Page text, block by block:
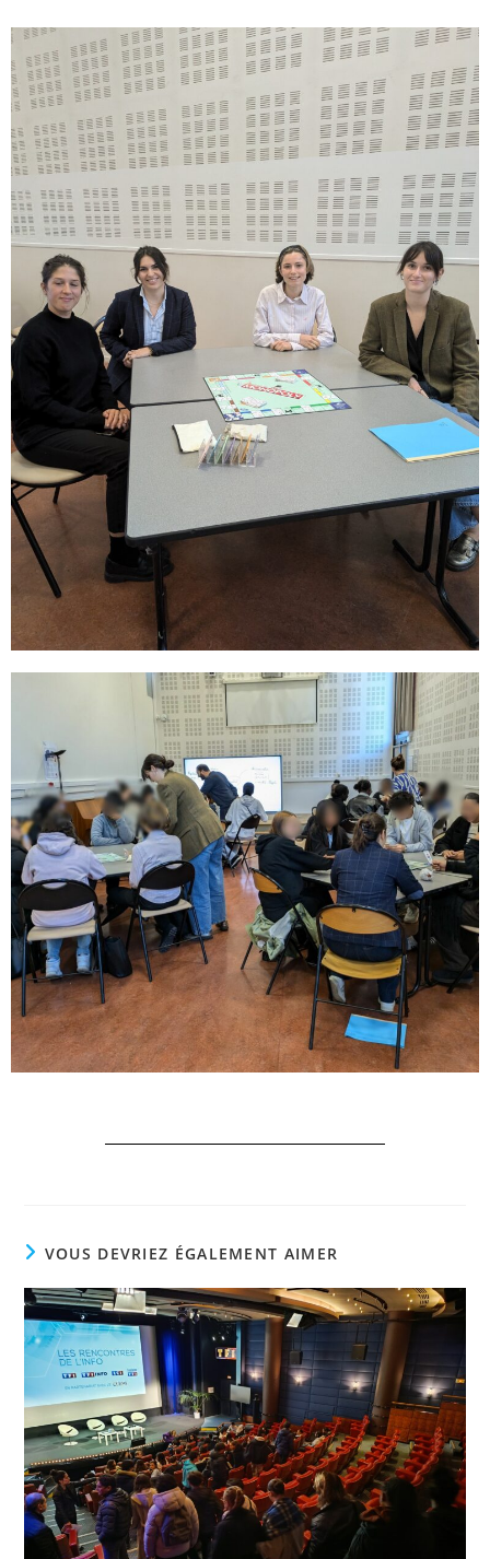
VOUS DEVRIEZ ÉGALEMENT AIMER